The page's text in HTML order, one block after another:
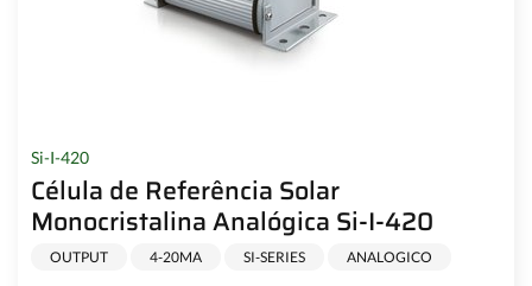
Si-I-420
Célula de Referência Solar
Monocristalina Analógica Si-I-420
OUTPUT 4-20MA SI-SERIES ANALOGICO